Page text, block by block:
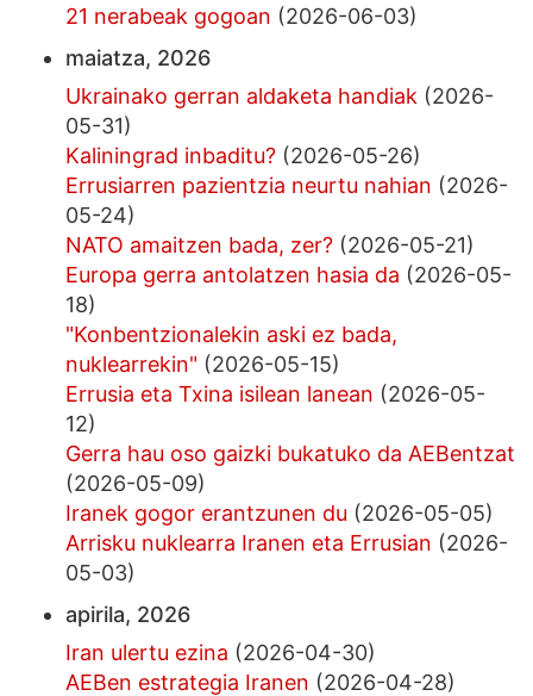
21 nerabeak gogoan (2026-06-03)
maiatza, 2026
Ukrainako gerran aldaketa handiak (2026-
05-31)
Kaliningrad inbaditu? (2026-05-26)
Errusiarren pazientzia neurtu nahian (2026-
05-24)
NATO amaitzen bada, zer? (2026-05-21)
Europa gerra antolatzen hasia da (2026-05-
18)
"Konbentzionalekin aski ez bada,
nuklearrekin" (2026-05-15)
Errusia eta Txina isilean lanean (2026-05-
12)
Gerra hau oso gaizki bukatuko da AEBentzat
(2026-05-09)
Iranek gogor erantzunen du (2026-05-05)
Arrisku nuklearra Iranen eta Errusian (2026-
05-03)
apirila, 2026
Iran ulertu ezina (2026-04-30)
AEBen estrategia Iranen (2026-04-28)